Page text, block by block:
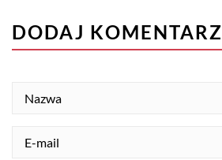
DODAJ KOMENTARZ